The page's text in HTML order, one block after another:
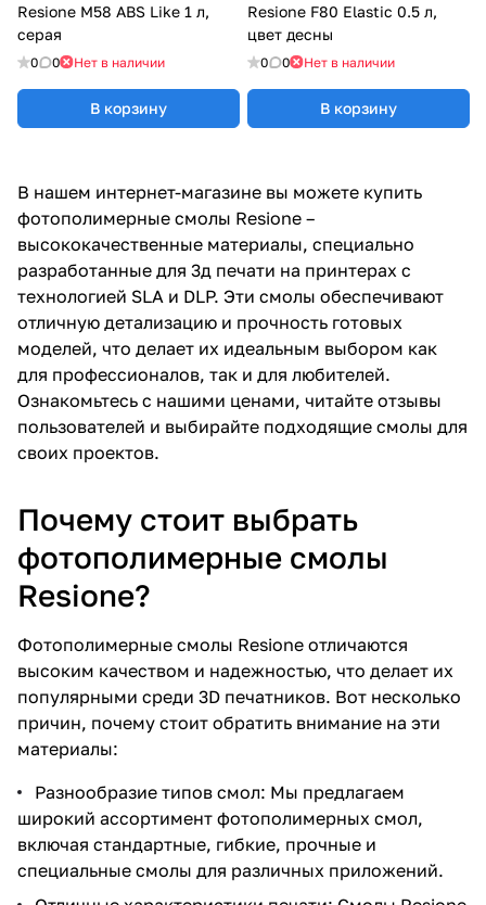
Resione M58 ABS Like 1 л,
серая
0 0 Нет в наличии
В корзину
Resione F80 Elastic 0.5 л,
цвет десны
0 0 Нет в наличии
В корзину
В нашем интернет-магазине вы можете купить
фотополимерные смолы Resione –
высококачественные материалы, специально
разработанные для 3д печати на принтерах с
технологией SLA и DLP. Эти смолы обеспечивают
отличную детализацию и прочность готовых
моделей, что делает их идеальным выбором как
для профессионалов, так и для любителей.
Ознакомьтесь с нашими ценами, читайте отзывы
пользователей и выбирайте подходящие смолы для
своих проектов.
Почему стоит выбрать
фотополимерные смолы
Resione?
Фотополимерные смолы Resione отличаются
высоким качеством и надежностью, что делает их
популярными среди 3D печатников. Вот несколько
причин, почему стоит обратить внимание на эти
материалы:
Разнообразие типов смол: Мы предлагаем
широкий ассортимент фотополимерных смол,
включая стандартные, гибкие, прочные и
специальные смолы для различных приложений.